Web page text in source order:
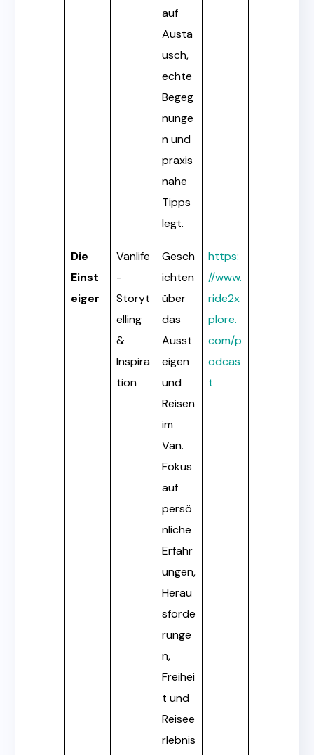
auf
Austa
usch,
echte
Begeg
nunge
n und
praxis
nahe
Tipps
legt.
Die
Einst
eiger
Vanlife
-
Storyt
elling
&
Inspira
tion
Gesch
ichten
über
das
Ausst
eigen
und
Reisen
im
Van.
Fokus
auf
persö
nliche
Erfahr
ungen,
Herau
sforde
runge
n,
Freihei
t und
Reisee
rlebnis
https:
//www.
ride2x
plore.
com/p
odcas
t